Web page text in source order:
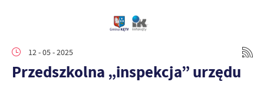
12 - 05 - 2025
Przedszkolna „inspekcja” urzędu